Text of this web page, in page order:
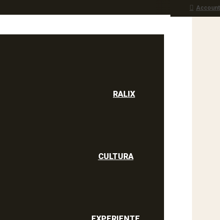
Account
RALIX
CULTURA